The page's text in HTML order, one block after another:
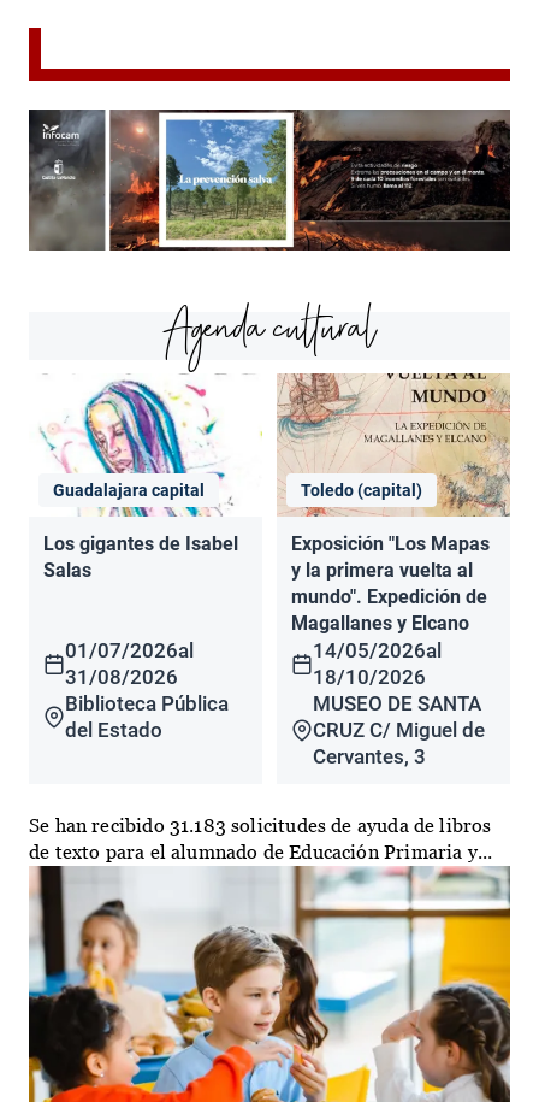
Agenda cultural
Guadalajara capital
Los gigantes de Isabel
Salas
01/07/2026al
31/08/2026
Biblioteca Pública
del Estado
Toledo (capital)
Exposición "Los Mapas
y la primera vuelta al
mundo". Expedición de
Magallanes y Elcano
14/05/2026al
18/10/2026
MUSEO DE SANTA
CRUZ C/ Miguel de
Cervantes, 3
Se han recibido 31.183 solicitudes de ayuda de libros
de texto para el alumnado de Educación Primaria y...